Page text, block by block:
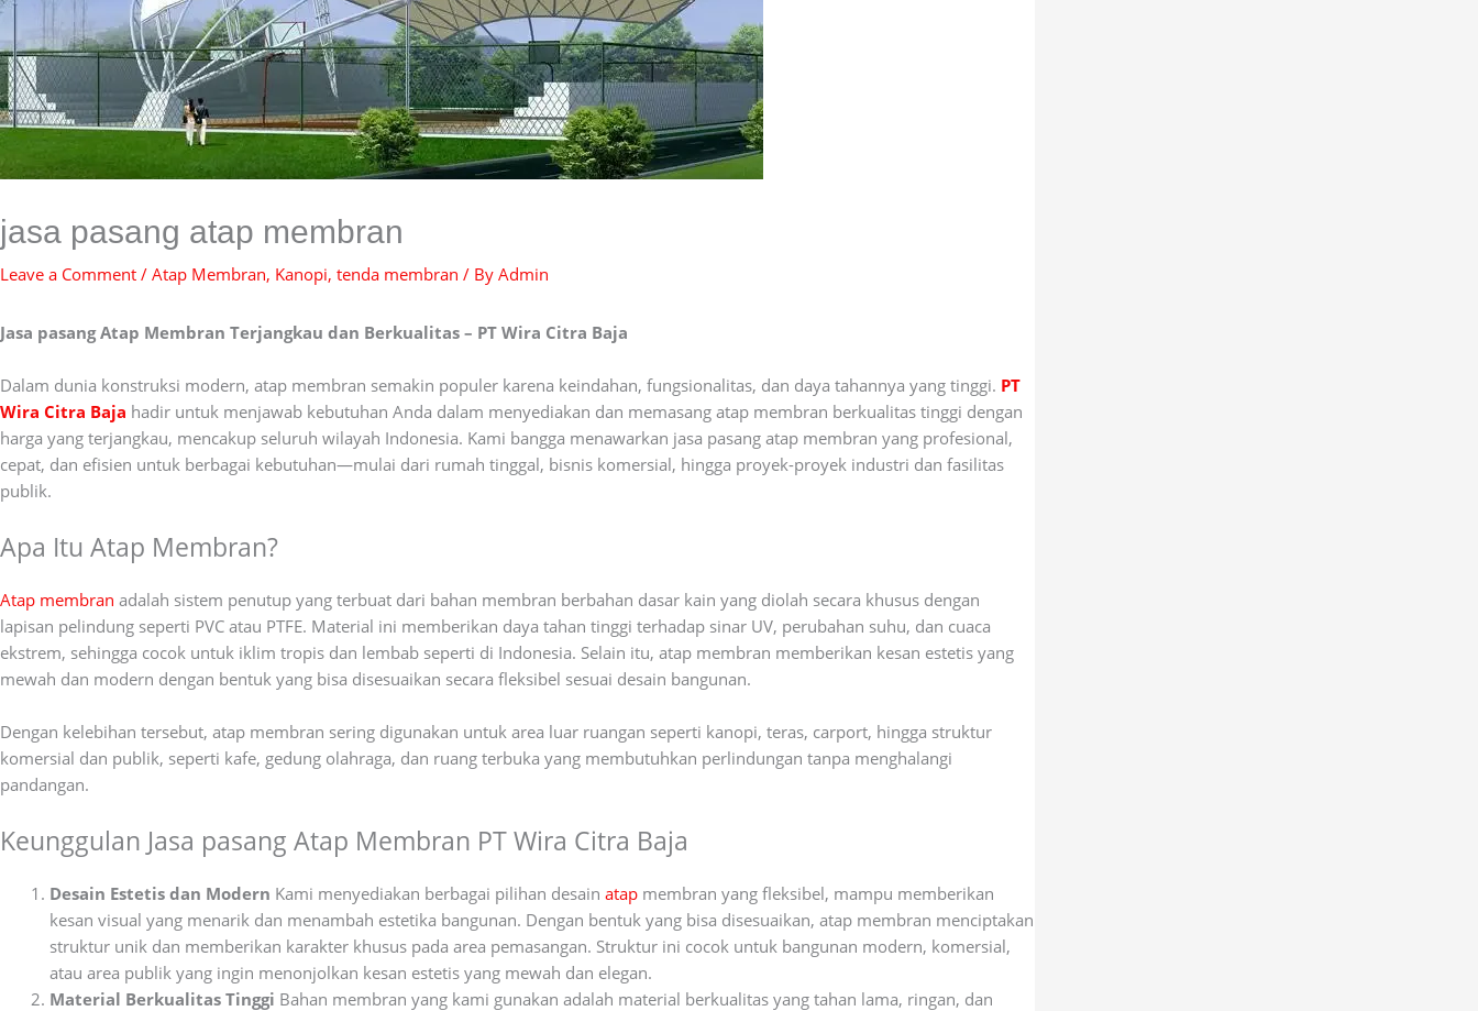
jasa pasang atap membran
Leave a Comment / Atap Membran, Kanopi, tenda membran / By Admin
Jasa pasang Atap Membran Terjangkau dan Berkualitas – PT Wira Citra Baja
Dalam dunia konstruksi modern, atap membran semakin populer karena keindahan, fungsionalitas, dan daya tahannya yang tinggi. PT
Wira Citra Baja hadir untuk menjawab kebutuhan Anda dalam menyediakan dan memasang atap membran berkualitas tinggi dengan
harga yang terjangkau, mencakup seluruh wilayah Indonesia. Kami bangga menawarkan jasa pasang atap membran yang profesional,
cepat, dan efisien untuk berbagai kebutuhan—mulai dari rumah tinggal, bisnis komersial, hingga proyek-proyek industri dan fasilitas
publik.
Apa Itu Atap Membran?
Atap membran adalah sistem penutup yang terbuat dari bahan membran berbahan dasar kain yang diolah secara khusus dengan
lapisan pelindung seperti PVC atau PTFE. Material ini memberikan daya tahan tinggi terhadap sinar UV, perubahan suhu, dan cuaca
ekstrem, sehingga cocok untuk iklim tropis dan lembab seperti di Indonesia. Selain itu, atap membran memberikan kesan estetis yang
mewah dan modern dengan bentuk yang bisa disesuaikan secara fleksibel sesuai desain bangunan.
Dengan kelebihan tersebut, atap membran sering digunakan untuk area luar ruangan seperti kanopi, teras, carport, hingga struktur
komersial dan publik, seperti kafe, gedung olahraga, dan ruang terbuka yang membutuhkan perlindungan tanpa menghalangi
pandangan.
Keunggulan Jasa pasang Atap Membran PT Wira Citra Baja
Desain Estetis dan Modern Kami menyediakan berbagai pilihan desain atap membran yang fleksibel, mampu memberikan
kesan visual yang menarik dan menambah estetika bangunan. Dengan bentuk yang bisa disesuaikan, atap membran menciptakan
struktur unik dan memberikan karakter khusus pada area pemasangan. Struktur ini cocok untuk bangunan modern, komersial,
atau area publik yang ingin menonjolkan kesan estetis yang mewah dan elegan.
Material Berkualitas Tinggi Bahan membran yang kami gunakan adalah material berkualitas yang tahan lama, ringan, dan